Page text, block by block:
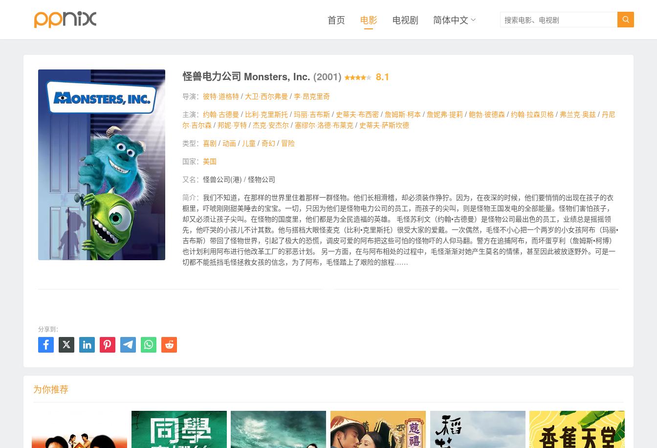

首页 电影 电视剧 简体中文
怪兽电力公司 Monsters, Inc. (2001) 8.1
导演： 彼特·道格特 / 大卫·西尔弗曼 / 李·昂克里奇
主演： 约翰·古德曼 / 比利·克里斯托 / 玛丽·吉布斯 / 史蒂夫·布西密 / 詹姆斯·柯本 / 詹妮弗·提莉 / 鲍勃·彼德森 / 约翰·拉森贝格 / 弗兰克·奥兹 / 丹尼
尔·吉尔森 / 邦妮·亨特 / 杰克·安杰尔 / 塞缪尔·洛德·布莱克 / 史蒂夫·萨斯坎德
类型： 喜剧 / 动画 / 儿童 / 奇幻 / 冒险
国家： 美国
又名： 怪兽公司(港) / 怪物公司
简介： 我们不知道，在那样的世界里住着那样一群怪物。他们长相滑稽，却必须装作狰狞。因为，在夜深的时候，他们要悄悄的出现在孩子的衣
橱里，吓唬刚刚甜美睡去的宝宝。一切，只因为他们是怪物电力公司的员工，而孩子的尖叫，则是怪物王国发电的全部能量。怪物们害怕孩子，
却又必须让孩子尖叫。在怪物的国度里，他们都是为全民造福的英雄。 毛怪苏利文（约翰•古德曼）是怪物公司最出色的员工，业绩总是摇摇领
先，他吓哭的小孩儿不计其数。他与搭档大眼怪麦克（比利•克里斯托）很受大家的爱戴。一次偶然，毛怪不小心把一个两岁的小女孩阿布（玛丽•
吉布斯）带回了怪物世界，引起了极大的恐慌，调皮可爱的阿布把这些可怕的怪物吓的人仰马翻。警方在追捕阿布，而坏蛋亨利（詹姆斯•柯博）
也计划利用阿布进行他改革工厂的邪恶计划。 另一方面，在与阿布相处的过程中，毛怪渐渐对她产生莫名的情愫，甚至因此被放逐野外。可是一
切都不能抵挡毛怪拯救女孩的信念，为了阿布，毛怪踏上了艰险的旅程……
分享到：
      
为你推荐